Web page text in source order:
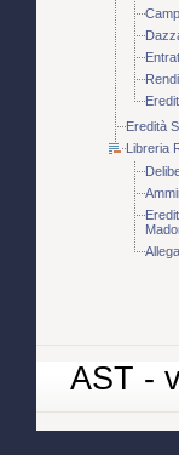
Eredità
Libreria
AST -